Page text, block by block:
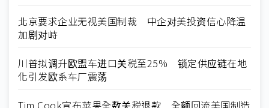
北京要求企业无视美国制裁 中企对美投资信心降温
加剧对峙
川普拟调升欧盟车进口关税至25% 锁定供应链在地
化引发欧系车厂震荡
Tim Cook宣布苹果全数关税退款 全额回流美国制造